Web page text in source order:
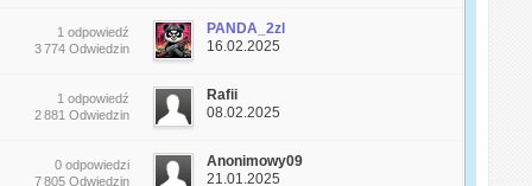
1 odpowiedź
3 774 Odwiedzin
PANDA_2zl
16.02.2025
1 odpowiedź
2 881 Odwiedzin
Rafii
08.02.2025
0 odpowiedzi
7 805 Odwiedzin
Anonimowy09
21.01.2025